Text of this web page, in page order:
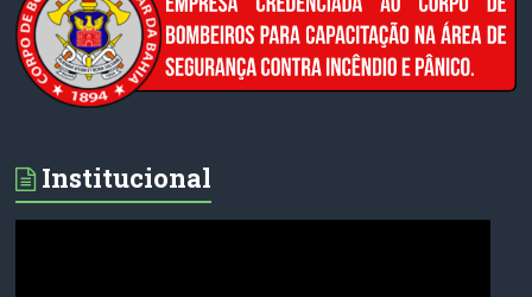
Institucional